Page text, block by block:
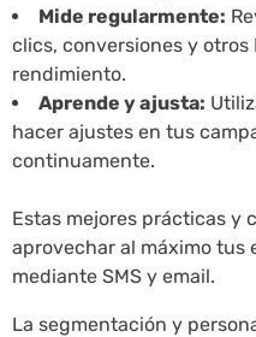
Mide regularmente:
clics, conversiones y otros
rendimiento.
Aprende y ajusta:
hacer ajustes en tus
continuamente.
Estas mejores prácticas y
aprovechar al máximo tus
mediante SMS y email.
La segmentación y